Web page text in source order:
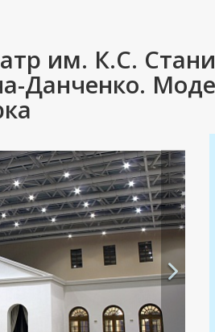
им. К.С.
Данченко.